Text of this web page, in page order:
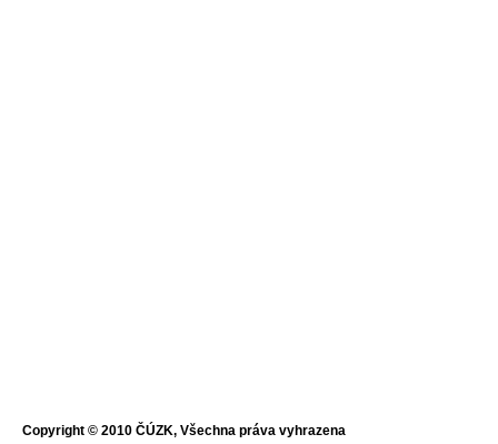
Copyright © 2010 ČÚZK, Všechna práva vyhrazena